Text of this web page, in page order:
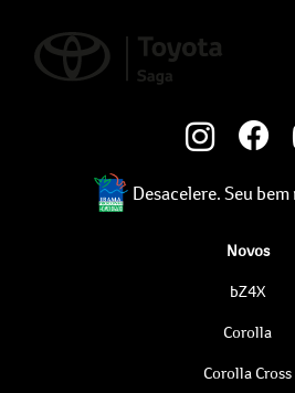
Desacelere. Seu
Novos
bZ4X
Corolla
Corolla Cross